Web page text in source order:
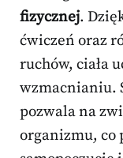
fizycznej.
ćwiczeń oraz
ruchów, ciała
wzmacnianiu.
pozwala na
organizmu, co